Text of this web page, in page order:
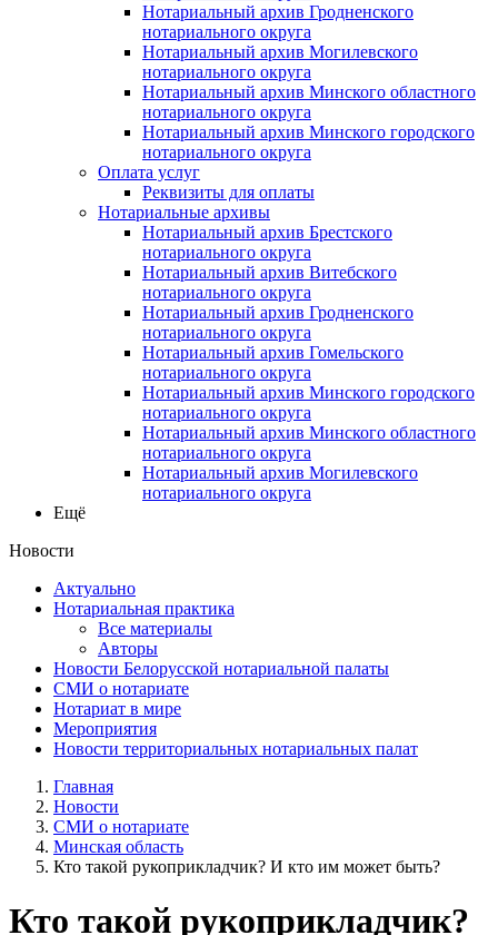
Нотариальный архив Гродненского
нотариального округа
Нотариальный архив Могилевского
нотариального округа
Нотариальный архив Минского областного
нотариального округа
Нотариальный архив Минского городского
нотариального округа
Оплата услуг
Реквизиты для оплаты
Нотариальные архивы
Нотариальный архив Брестского
нотариального округа
Нотариальный архив Витебского
нотариального округа
Нотариальный архив Гродненского
нотариального округа
Нотариальный архив Гомельского
нотариального округа
Нотариальный архив Минского городского
нотариального округа
Нотариальный архив Минского областного
нотариального округа
Нотариальный архив Могилевского
нотариального округа
Ещё
Новости
Актуально
Нотариальная практика
Все материалы
Авторы
Новости Белорусской нотариальной палаты
СМИ о нотариате
Нотариат в мире
Мероприятия
Новости территориальных нотариальных палат
Главная
Новости
СМИ о нотариате
Минская область
Кто такой рукоприкладчик? И кто им может быть?
Кто такой рукоприкладчик?